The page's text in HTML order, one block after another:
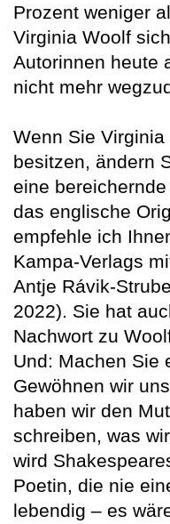
Prozent weniger
Virginia Woolf
Autorinnen heute
nicht mehr
Wenn Sie
besitzen, ändern
eine
das englische
empfehle ich
Kampa-Verlags
Antje Rávik-
2022). Sie hat
Nachwort zu
Und: Machen Sie
Gewöhnen wir
haben wir den
schreiben, was
wird
Poetin, die nie
lebendig – es